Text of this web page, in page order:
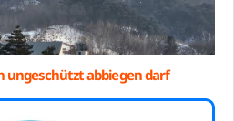
ungeschützt abbiegen darf